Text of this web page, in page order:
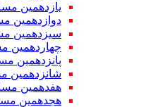
یازدهمین
دوازدهمین
سیزدهمین
چهاردهمین
پانزدهمین
شانزدهمین
هفدهمین
هجدهمین